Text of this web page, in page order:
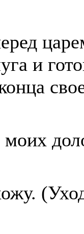
и
моих